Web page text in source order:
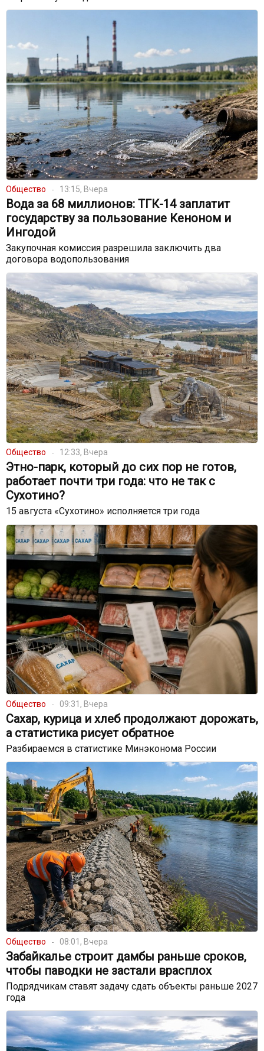
Общество 13:15, Вчера
Вода за 68 миллионов: ТГК-14 заплатит
государству за пользование Кеноном и
Ингодой
Закупочная комиссия разрешила заключить два
договора водопользования
Общество 12:33, Вчера
Этно-парк, который до сих пор не готов,
работает почти три года: что не так с
Сухотино?
15 августа «Сухотино» исполняется три года
Общество 09:31, Вчера
Сахар, курица и хлеб продолжают дорожать,
а статистика рисует обратное
Разбираемся в статистике Минэконома России
Общество 08:01, Вчера
Забайкалье строит дамбы раньше сроков,
чтобы паводки не застали врасплох
Подрядчикам ставят задачу сдать объекты раньше 2027
года